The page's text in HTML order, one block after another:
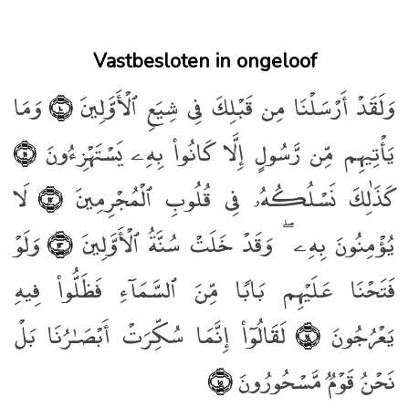
Vastbesloten in ongeloof
وَلَقَدْ أَرْسَلْنَا مِن قَبْلِكَ فِى شِيَعِ ٱلْأَوَّلِينَ﴿١٠﴾ وَمَا
يَأْتِيهِم مِّن رَّسُولٍ إِلَّا كَانُوا۟ بِهِۦ يَسْتَهْزِءُونَ﴿١١﴾
كَذَٰلِكَ نَسْلُكُهُۥ فِى قُلُوبِ ٱلْمُجْرِمِينَ﴿١٢﴾
لَا
يُؤْمِنُونَ بِهِۦ ۖ وَقَدْ خَلَتْ سُنَّةُ ٱلْأَوَّلِينَ﴿١٣﴾
وَلَوْ
فَتَحْنَا عَلَيْهِم بَابًۭا مِّنَ ٱلسَّمَآءِ فَظَلُّوا۟ فِيهِ
يَعْرُجُونَ﴿١٤﴾
لَقَالُوٓا۟ إِنَّمَا سُكِّرَتْ أَبْصَـٰرُنَا بَلْ
نَحْنُ قَوْمٌۭ مَّسْحُورُونَ﴿١٥﴾